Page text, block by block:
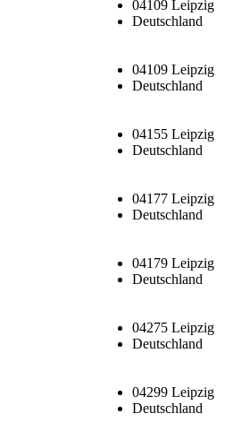
04109 Leipzig
Deutschland
04109 Leipzig
Deutschland
04155 Leipzig
Deutschland
04177 Leipzig
Deutschland
04179 Leipzig
Deutschland
04275 Leipzig
Deutschland
04299 Leipzig
Deutschland